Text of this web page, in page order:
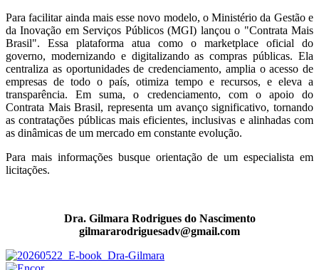
Para facilitar ainda mais esse novo modelo, o Ministério da Gestão e
da Inovação em Serviços Públicos (MGI) lançou o "Contrata Mais
Brasil". Essa plataforma atua como o marketplace oficial do
governo, modernizando e digitalizando as compras públicas. Ela
centraliza as oportunidades de credenciamento, amplia o acesso de
empresas de todo o país, otimiza tempo e recursos, e eleva a
transparência. Em suma, o credenciamento, com o apoio do
Contrata Mais Brasil, representa um avanço significativo, tornando
as contratações públicas mais eficientes, inclusivas e alinhadas com
as dinâmicas de um mercado em constante evolução.
Para mais informações busque orientação de um especialista em
licitações.
Dra. Gilmara Rodrigues do Nascimento
gilmararodriguesadv@gmail.com